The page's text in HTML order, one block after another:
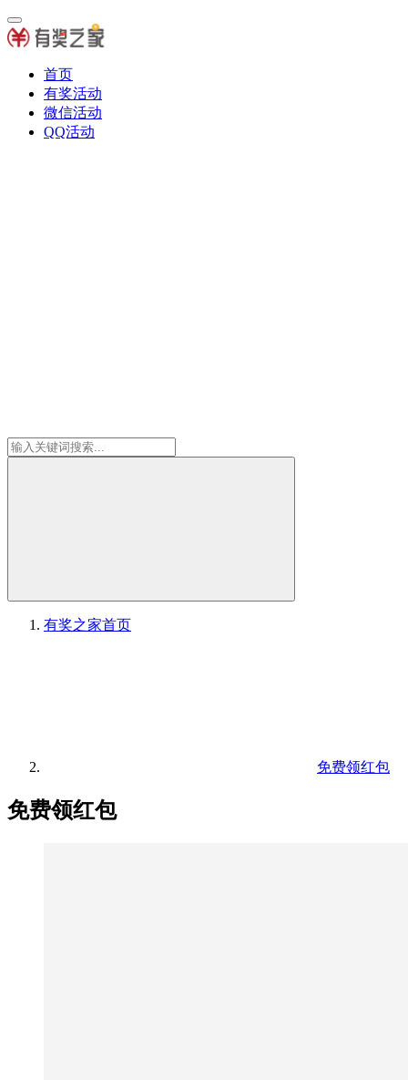
首页
有奖活动
微信活动
QQ活动
有奖之家首页
免费领红包
免费领红包